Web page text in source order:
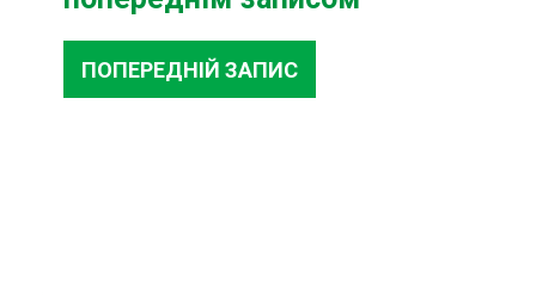
ПОПЕРЕДНІЙ ЗАПИС